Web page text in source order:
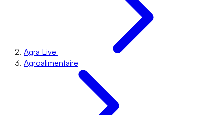
Agra Live
Agroalimentaire